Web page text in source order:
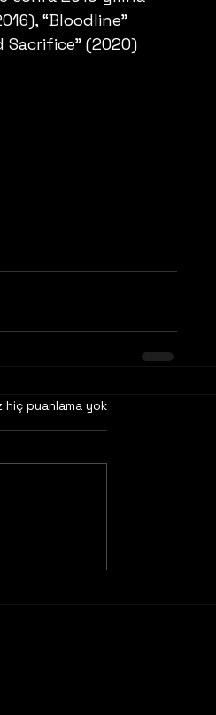
“Bloodline”
Sacrifice” (2020)
hiç puanlama yok